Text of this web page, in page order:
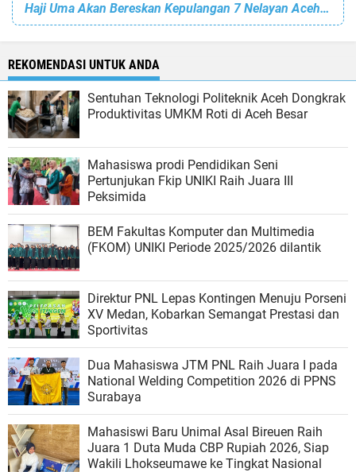
Haji Uma Akan Bereskan Kepulangan 7 Nelayan Aceh di Myanmar dan Kecam Penembakan 2 Nelayan Aceh di Malaysia
REKOMENDASI UNTUK ANDA
Sentuhan Teknologi Politeknik Aceh Dongkrak
Produktivitas UMKM Roti di Aceh Besar
Mahasiswa prodi Pendidikan Seni
Pertunjukan Fkip UNIKI Raih Juara III
Peksimida
BEM Fakultas Komputer dan Multimedia
(FKOM) UNIKI Periode 2025/2026 dilantik
Direktur PNL Lepas Kontingen Menuju Porseni
XV Medan, Kobarkan Semangat Prestasi dan
Sportivitas
Dua Mahasiswa JTM PNL Raih Juara I pada
National Welding Competition 2026 di PPNS
Surabaya
Mahasiswi Baru Unimal Asal Bireuen Raih
Juara 1 Duta Muda CBP Rupiah 2026, Siap
Wakili Lhokseumawe ke Tingkat Nasional